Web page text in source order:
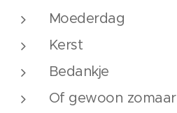
Moederdag
Kerst
Bedankje
Of gewoon zomaar